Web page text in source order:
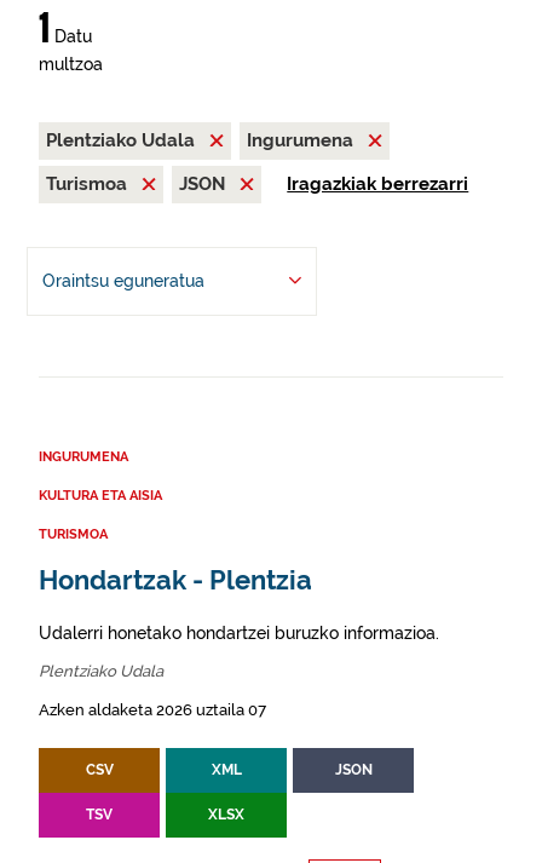
1 Datu
multzoa
Plentziako Udala
Ingurumena
Turismoa
JSON Iragazkiak berrezarri
Oraintsu eguneratua
INGURUMENA
KULTURA ETA AISIA
TURISMOA
Hondartzak - Plentzia
Udalerri honetako hondartzei buruzko informazioa.
Plentziako Udala
Azken aldaketa 2026 uztaila 07
CSV XML JSON
TSV XLSX